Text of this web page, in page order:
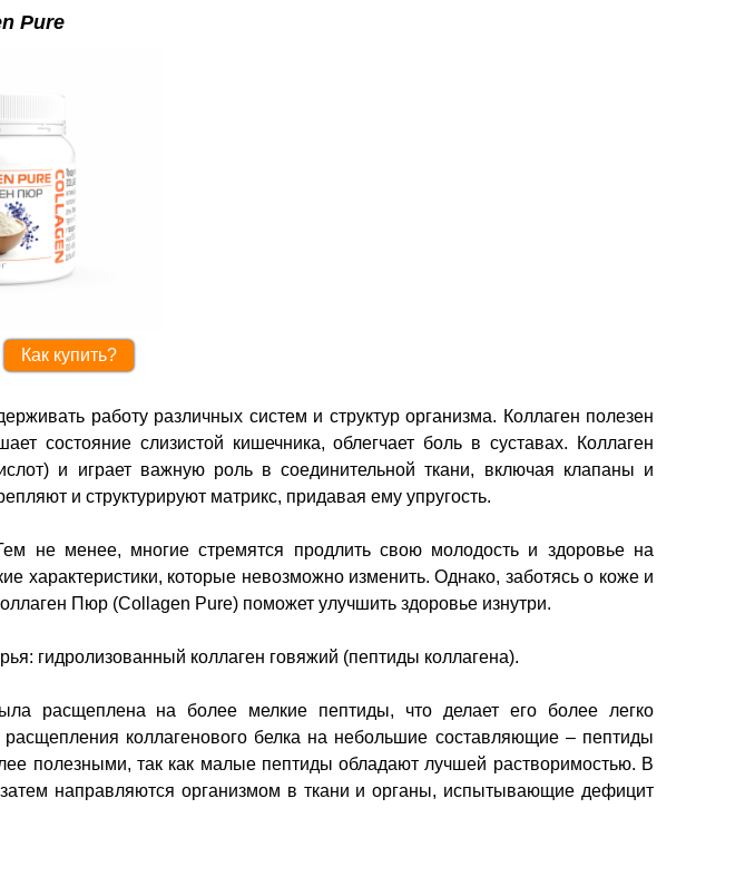
Pure
Как купить?
работу различных систем и структур организма. Коллаген полезен
состояние слизистой кишечника, облегчает боль в суставах. Коллаген
и играет важную роль в соединительной ткани, включая клапаны и
и структурируют матрикс, придавая ему упругость.
не менее, многие стремятся продлить свою молодость и здоровье на
характеристики, которые невозможно изменить. Однако, заботясь о коже и
Пюр (Collagen Pure) поможет улучшить здоровье изнутри.
гидролизованный коллаген говяжий (пептиды коллагена).
расщеплена на более мелкие пептиды, что делает его более легко
коллагенового белка на небольшие составляющие – пептиды
полезными, так как малые пептиды обладают лучшей растворимостью. В
направляются организмом в ткани и органы, испытывающие дефицит